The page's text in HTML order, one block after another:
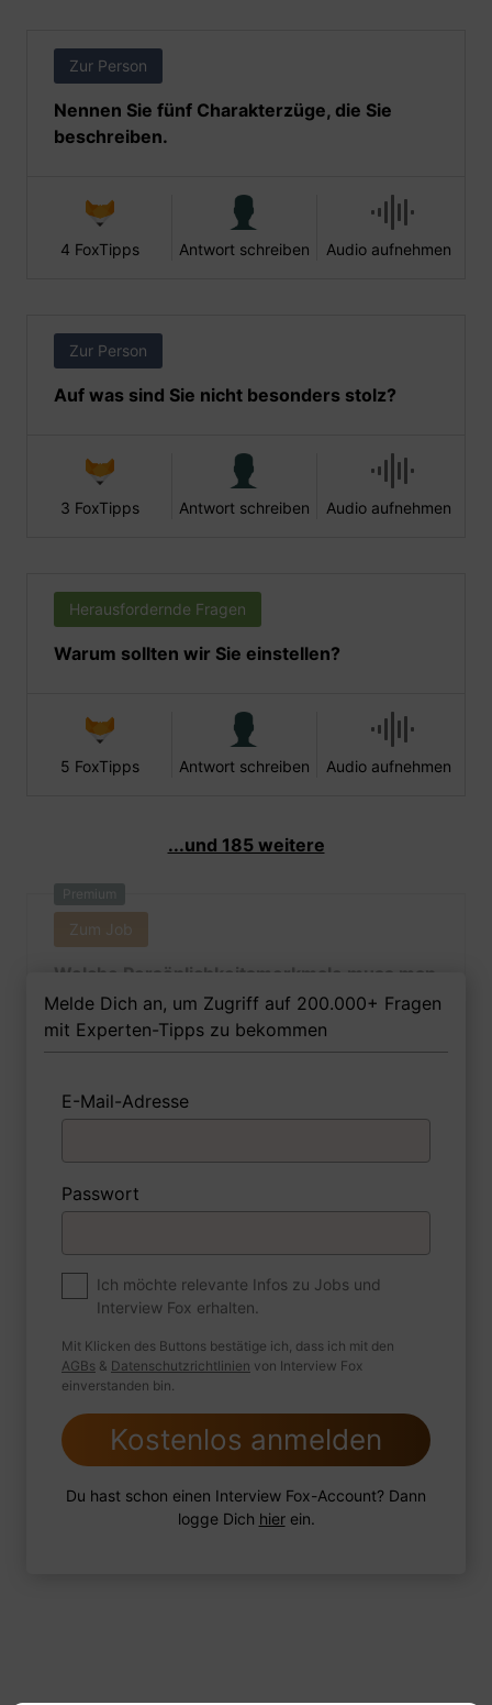
Zur Person
Nennen Sie fünf Charakterzüge, die Sie
beschreiben.
4 FoxTipps Antwort schreiben Audio aufnehmen
Zur Person
Auf was sind Sie nicht besonders stolz?
3 FoxTipps Antwort schreiben Audio aufnehmen
Herausfordernde Fragen
Warum sollten wir Sie einstellen?
5 FoxTipps Antwort schreiben Audio aufnehmen
...und 185 weitere
Premium
Zum Job
Welche Persönlichkeitsmerkmale muss man
als Gießereimechanikerin Ihrer Meinung
nach besitzen, um in dem Job erfolgreich zu
sein?
1 FoxTipp Antwort schreiben Audio aufnehmen
Wie sind Sie mit einer Situation
umgegangen, in der Sie einen
leistungsschwachen Mitarbeiter hatten?
Melde Dich an, um Zugriff auf 200.000+ Fragen
mit Experten-Tipps zu bekommen
E-Mail-Adresse
Passwort
Ich möchte relevante Infos zu Jobs und
Interview Fox erhalten.
Mit Klicken des Buttons bestätige ich, dass ich mit den
AGBs & Datenschutzrichtlinien von Interview Fox
einverstanden bin.
Kostenlos anmelden
Du hast schon einen Interview Fox-Account? Dann
logge Dich hierein.